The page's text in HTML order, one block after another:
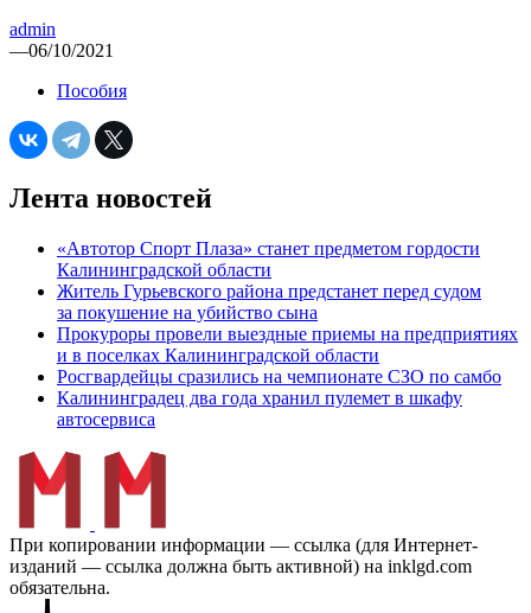
admin
—06/10/2021
Пособия
Лента новостей
«Автотор Спорт Плаза» станет предметом гордости
Калининградской области
Житель Гурьевского района предстанет перед судом
за покушение на убийство сына
Прокуроры провели выездные приемы на предприятиях
и в поселках Калининградской области
Росгвардейцы сразились на чемпионате СЗО по самбо
Калининградец два года хранил пулемет в шкафу
автосервиса
При копировании информации — ссылка (для Интернет-
изданий — ссылка должна быть активной) на inklgd.com
обязательна.